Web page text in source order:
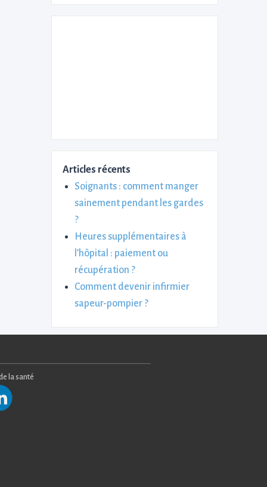
Articles récents
Soignants : comment manger
sainement pendant les gardes
?
Heures supplémentaires à
l’hôpital : paiement ou
récupération ?
Comment devenir infirmier
sapeur-pompier ?
la santé